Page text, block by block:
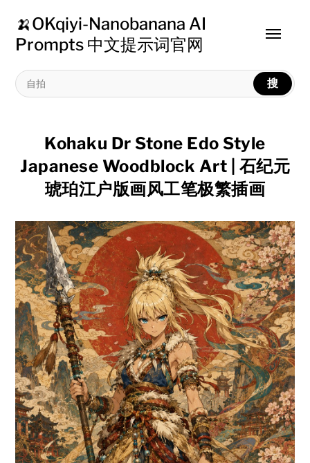
🍌OKqiyi-Nanobanana AI
Prompts 中文提示词官网
搜
Toggle
Kohaku Dr Stone Edo Style
Japanese Woodblock Art | 石纪元
琥珀江户版画风工笔极繁插画